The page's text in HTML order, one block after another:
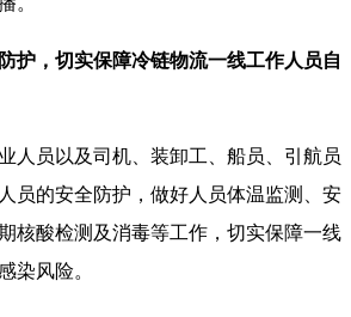
护，切实保障冷链物流一线工作人员自
人员以及司机、装卸工、船员、引航员
员的安全防护，做好人员体温监测、安
核酸检测及消毒等工作，切实保障一线
染风险。